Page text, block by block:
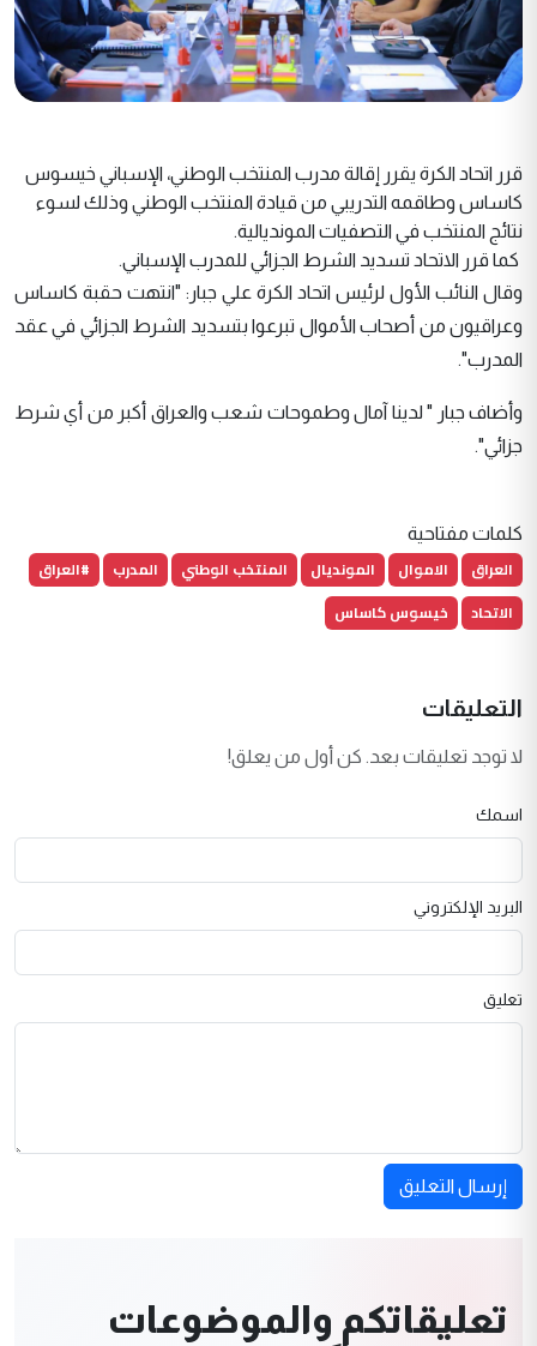
قرر اتحاد الكرة يقرر إقالة مدرب المنتخب الوطني، الإسباني خيسوس
كاساس وطاقمه التدريبي من قيادة المنتخب الوطني وذلك لسوء
نتائج المنتخب في التصفيات المونديالية.
كما قرر الاتحاد تسديد الشرط الجزائي للمدرب الإسباني.
وقال النائب الأول لرئيس اتحاد الكرة علي جبار: "انتهت حقبة كاساس
وعراقيون من أصحاب الأموال تبرعوا بتسديد الشرط الجزائي في عقد
المدرب".
وأضاف جبار " لدينا آمال وطموحات شعب والعراق أكبر من أي شرط
جزائي".
كلمات مفتاحية
العراق الاموال المونديال المنتخب الوطني المدرب
#العراق
الاتحاد
خيسوس كاساس
التعليقات
لا توجد تعليقات بعد. كن أول من يعلق!
اسمك
البريد الإلكتروني
تعليق
إرسال التعليق
تعليقاتكم والموضوعات